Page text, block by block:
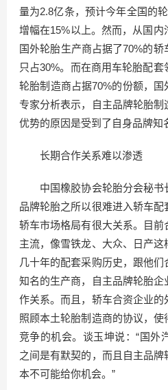
量为2.8亿条，预计今年全国的
增幅在15%以上。然而，从国内
国外轮胎生产商占据了70%的
只占30%。而在商用车轮胎配
轮胎制造商占据70%的份额，
专家分析表示，自主品牌轮胎
优势的原因是受到了自身品牌知
长期合作关系难以渗透
中国橡胶协会轮胎分会秘书
品牌轮胎之所以很难进入轿车
轿车市场格局有很大关系。目
主流，像雪铁龙、大众、日产
几十年的配套采购历史，跟他
知名的生产商，自主品牌轮胎
作关系。而且，轿车合资企业
照顾本土轮胎制造商的协议，
竞争的机会。谈玉坤说：“国外
之间是有默契的，而且自主品
本不可能给你机会。”